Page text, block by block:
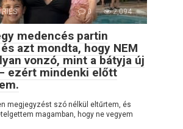
0 2,094
medencés partin
azt mondta, hogy NEM
vonzó, mint a bátyja új
ezért mindenki előtt
megjegyzést szó nélkül eltűrtem, és
magamban, hogy ne vegyem